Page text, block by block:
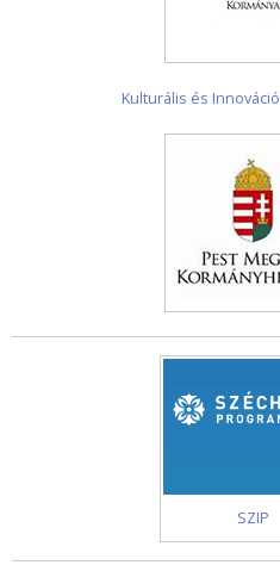
Kulturális és
SZIP